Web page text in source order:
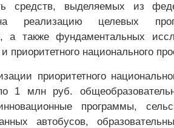
средств, выделяемых из
реализацию целевых
а также фундаментальных
приоритетного национального
приоритетного
1 млн руб.
программы,
автобусов,